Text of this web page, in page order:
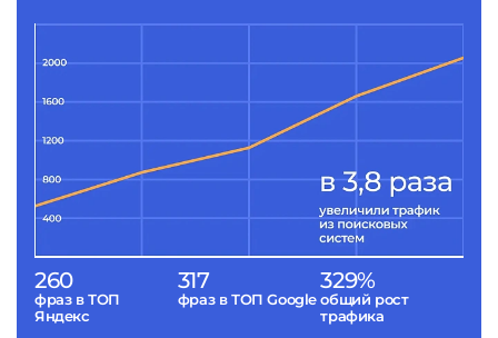
260
фраз в ТОП
Яндекс
317
фраз в ТОП Google
329%
общий рост
трафика